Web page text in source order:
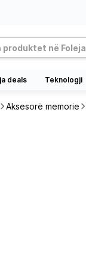
deals Teknologji
Aksesorë memorie